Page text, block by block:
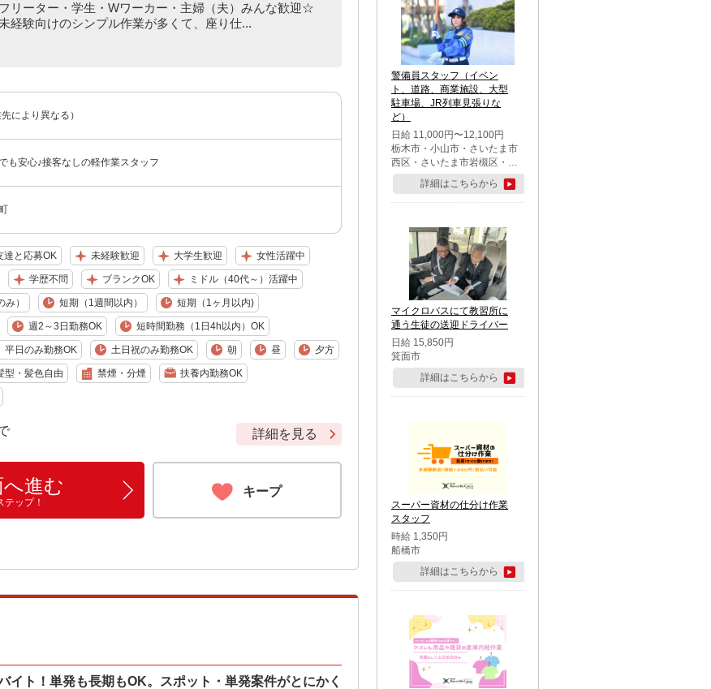
フリーター・学生・Wワーカー・主婦（夫）みんな歓迎☆
経験向けのシンプル作業が多くて、座り仕...
により異なる）
も安心♪接客なしの軽作業スタッフ
達と応募OK 未経験歓迎 大学生歓迎 女性活躍中
学歴不問 ブランクOK ミドル（40代～）活躍中
） 短期（1週間以内） 短期（1ヶ月以内)
週2～3日勤務OK 短時間勤務（1日4h以内）OK
平日のみ勤務OK 土日祝のみ勤務OK 朝 昼 夕方
型・髪色自由 禁煙・分煙 扶養内勤務OK
詳細を見る
進む
テップ！
キープ
イト！単発も長期もOK。スポット・単発案件がとにかく
警備員スタッフ（イベン
ト、道路、商業施設、大型
駐車場、JR列車見張りな
ど）
日給 11,000円〜12,100円
栃木市・小山市・さいたま市
西区・さいたま市岩槻区・久
喜市・蓮田市
詳細はこちらから
マイクロバスにて教習所に
通う生徒の送迎ドライバー
日給 15,850円
箕面市
詳細はこちらから
スーパー資材の仕分け作業
スタッフ
時給 1,350円
船橋市
詳細はこちらから